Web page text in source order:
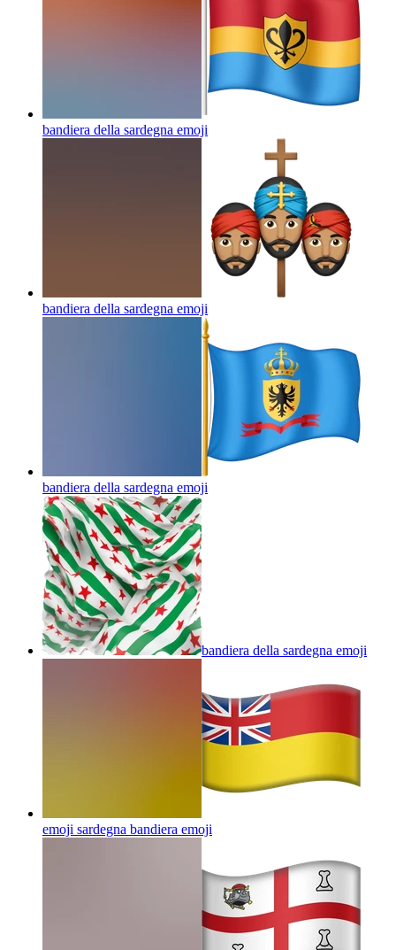
bandiera della sardegna emoji
bandiera della sardegna emoji
bandiera della sardegna emoji
bandiera della sardegna emoji
emoji sardegna bandiera emoji